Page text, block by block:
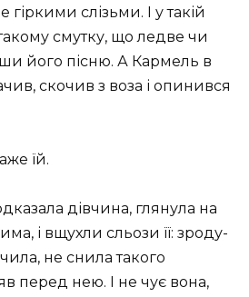
гіркими слізьми. І у такій
смутку, що ледве чи
його пісню. А Кармель в
скочив з воза і опинився
їй.
дівчина, глянула на
і вщухли сльози її: зроду-
не снила такого
перед нею. І не чує вона,